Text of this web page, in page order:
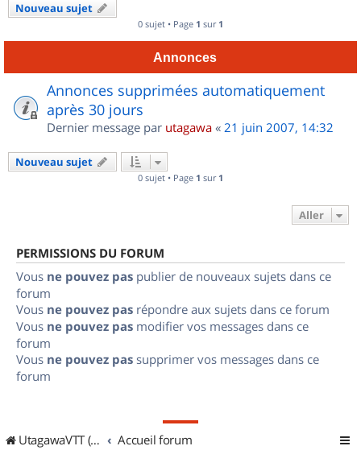
Nouveau sujet
0 sujet • Page 1 sur 1
Annonces
Annonces supprimées automatiquement
après 30 jours
Dernier message par utagawa « 21 juin 2007, 14:32
Nouveau sujet
0 sujet • Page 1 sur 1
Aller
PERMISSIONS DU FORUM
Vous ne pouvez pas publier de nouveaux sujets dans ce
forum
Vous ne pouvez pas répondre aux sujets dans ce forum
Vous ne pouvez pas modifier vos messages dans ce
forum
Vous ne pouvez pas supprimer vos messages dans ce
forum
UtagawaVTT (Randos VTT et VTTAE avec traces GPS) Accueil forum